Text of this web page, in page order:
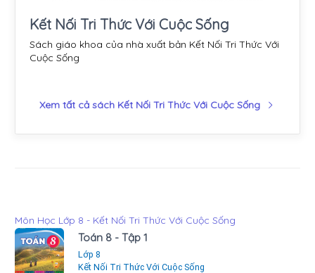
Kết Nối Tri Thức Với Cuộc Sống
Sách giáo khoa của nhà xuất bản Kết Nối Tri Thức Với
Cuộc Sống
Xem tất cả sách Kết Nối Tri Thức Với Cuộc Sống
Môn Học Lớp 8 - Kết Nối Tri Thức Với Cuộc Sống
Toán 8 - Tập 1
Lớp 8
Kết Nối Tri Thức Với Cuộc Sống